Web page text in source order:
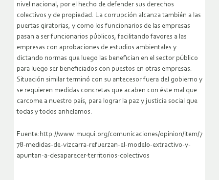
nivel nacional, por el hecho de defender sus derechos
colectivos y de propiedad. La corrupción alcanza también a las
puertas giratorias, y como los funcionarios de las empresas
pasan a ser funcionarios públicos, facilitando favores a las
empresas con aprobaciones de estudios ambientales y
dictando normas que luego las benefician en el sector público
para luego ser beneficiados con puestos en otras empresas.
Situación similar terminó con su antecesor fuera del gobierno y
se requieren medidas concretas que acaben con éste mal que
carcome a nuestro país, para lograr la paz y justicia social que
todas y todos anhelamos.
Fuente:http://www.muqui.org/comunicaciones/opinion/item/7
78-medidas-de-vizcarra-refuerzan-el-modelo-extractivo-y-
apuntan-a-desaparecer-territorios-colectivos